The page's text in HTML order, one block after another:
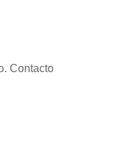
Contacto